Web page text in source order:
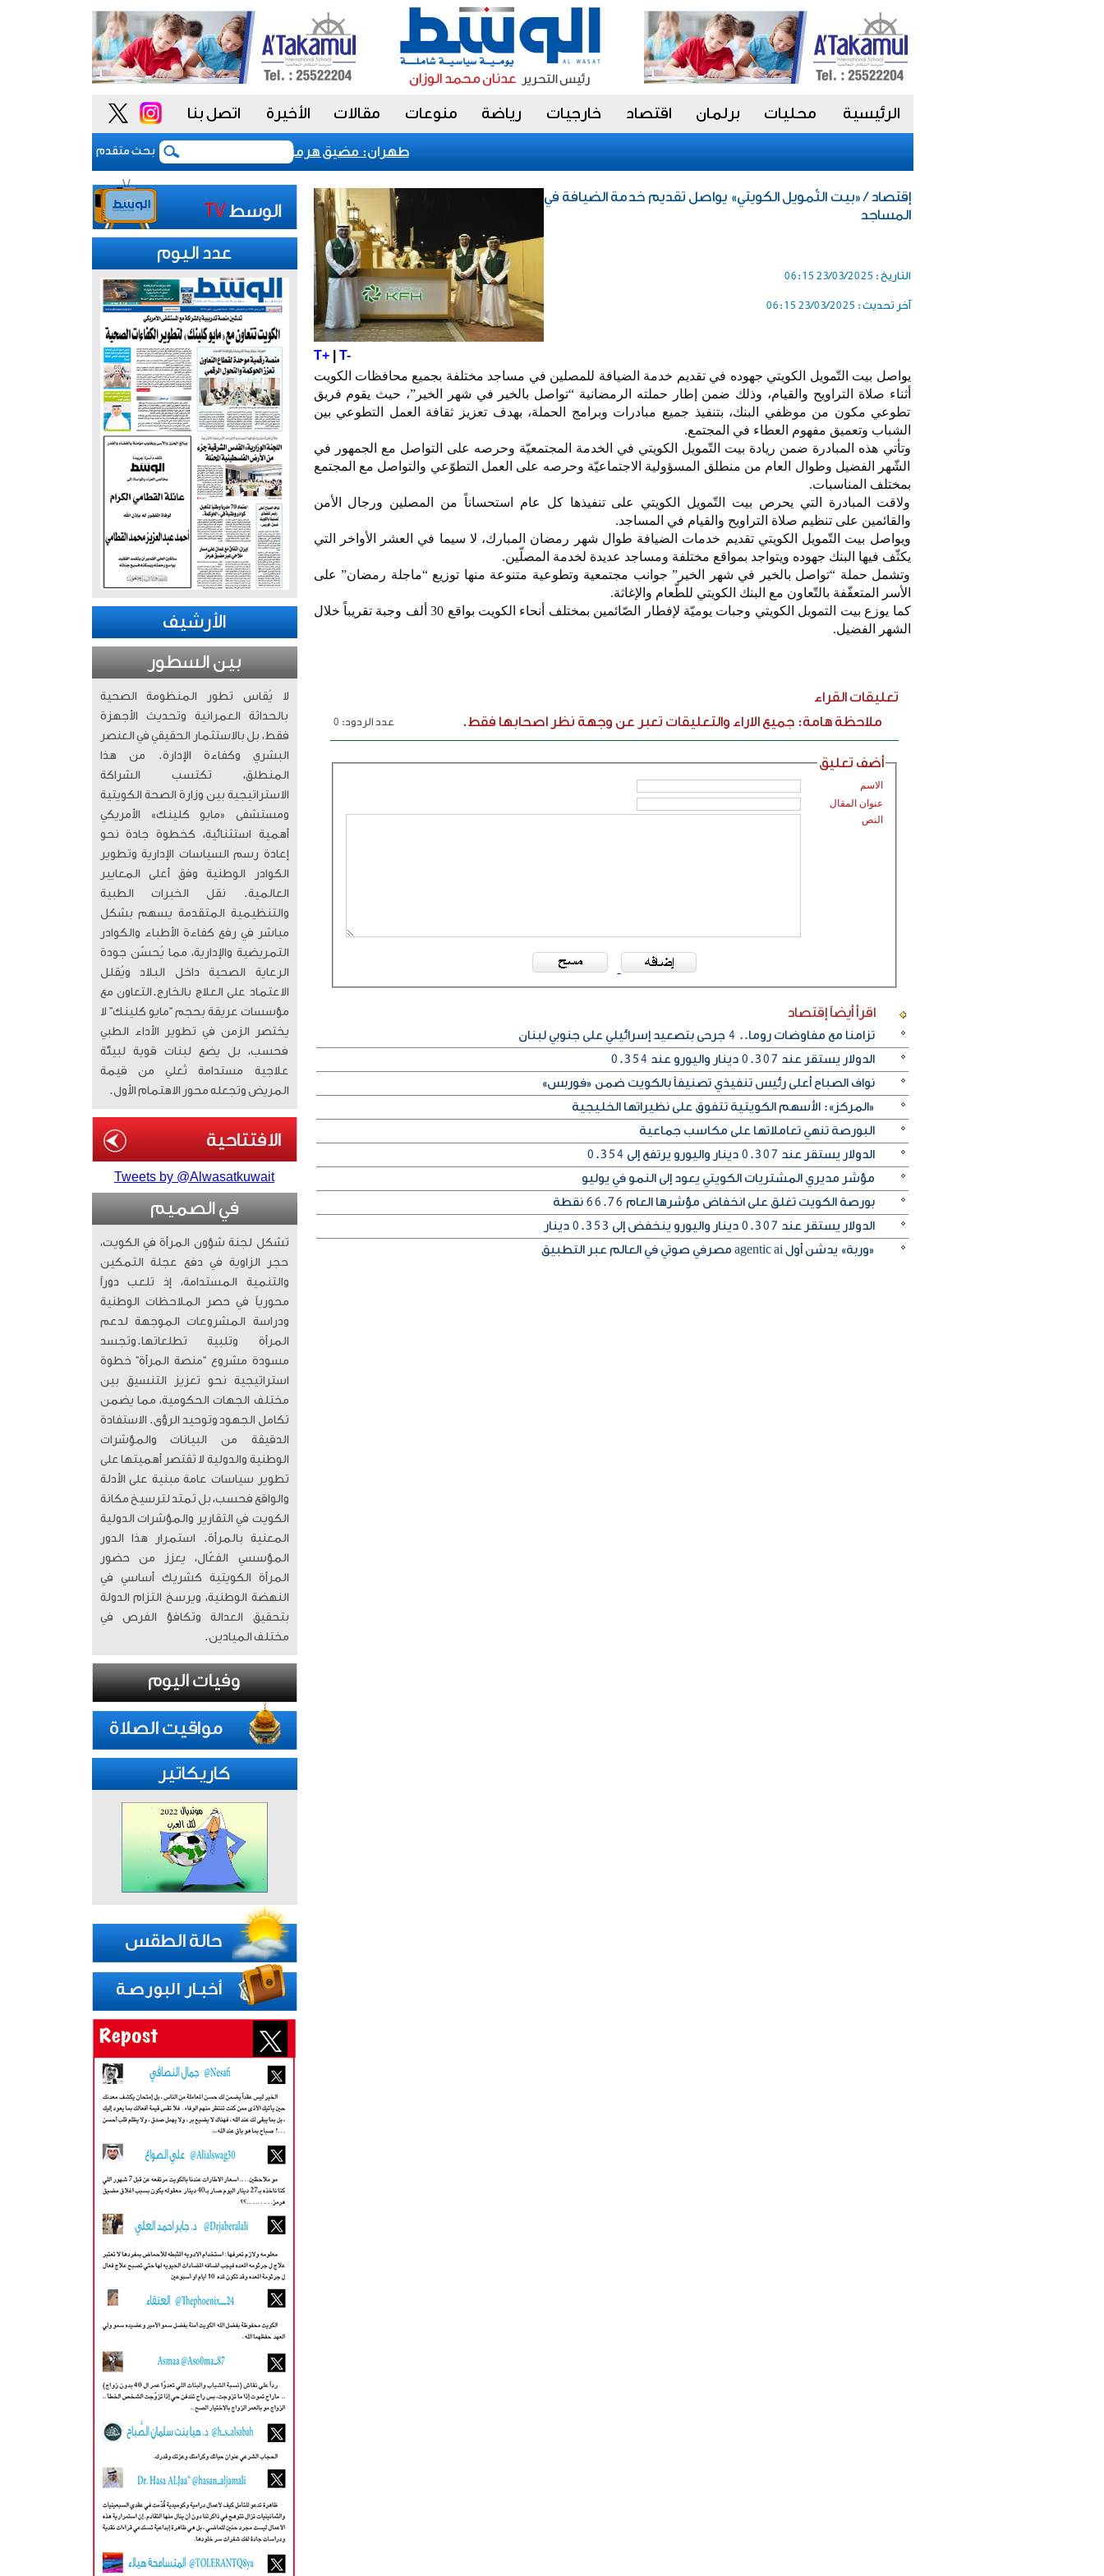
الرئيسية محليات برلمان اقتصاد خارجيات رياضة منوعات مقالات الأخيرة اتصل بنا
بحث متقدم
طهران: مضيق هرمز سيظل مغلقا حتى تنتهي التهديدات ضد إيران
إقتصاد / «بيت التّمويل الكويتي» يواصل تقديم خدمة الضيافة في
المساجد
التاريخ : 23/03/2025 06:15
آخر تحديث : 23/03/2025 06:15
T+| T-
يواصل بيت التّمويل الكويتي جهوده في تقديم خدمة الضيافة للمصلين في مساجد مختلفة بجميع محافظات الكويت
أثناء صلاة التراويح والقيام، وذلك ضمن إطار حملته الرمضانية “تواصل بالخير في شهر الخير”، حيث يقوم فريق
تطوعي مكون من موظفي البنك، بتنفيذ جميع مبادرات وبرامج الحملة، بهدف تعزيز ثقافة العمل التطوعي بين
الشباب وتعميق مفهوم العطاء في المجتمع.
وتأتي هذه المبادرة ضمن ريادة بيت التّمويل الكويتي في الخدمة المجتمعيّة وحرصه على التواصل مع الجمهور في
الشّهر الفضيل وطوال العام من منطلق المسؤولية الاجتماعيّة وحرصه على العمل التطوّعي والتواصل مع المجتمع
بمختلف المناسبات.
ولاقت المبادرة التي يحرص بيت التّمويل الكويتي على تنفيذها كل عام استحساناً من المصلين ورجال الأمن
والقائمين على تنظيم صلاة التراويح والقيام في المساجد.
ويواصل بيت التّمويل الكويتي تقديم خدمات الضيافة طوال شهر رمضان المبارك، لا سيما في العشر الأواخر التي
يكثّف فيها البنك جهوده ويتواجد بمواقع مختلفة ومساجد عديدة لخدمة المصلّين.
وتشمل حملة “تواصل بالخير في شهر الخير” جوانب مجتمعية وتطوعية متنوعة منها توزيع “ماجلة رمضان” على
الأسر المتعفّفة بالتّعاون مع البنك الكويتي للطّعام والإغاثة.
كما يوزع بيت التمويل الكويتي وجبات يوميّة لإفطار الصّائمين بمختلف أنحاء الكويت بواقع 30 ألف وجبة تقريباً خلال
الشهر الفضيل.
تعليقات القراء
ملاحظة هامة: جميع الاراء والتعليقات تعبر عن وجهة نظر اصحابها فقط.
عدد الردود: 0
أضف تعليق
الاسم
عنوان المقال
النص
اقرأ أيضاًإقتصاد
تزامنا مع مفاوضات روما.. 4 جرحى بتصعيد إسرائيلي على جنوبي لبنان
الدولار يستقر عند 0.307 دينار واليورو عند 0.354
نواف الصباح أعلى رئيس تنفيذي تصنيفاً بالكويت ضمن «فوربس»
«المركز»: الأسهم الكويتية تتفوق على نظيراتها الخليجية
البورصة تنهي تعاملاتها على مكاسب جماعية
الدولار يستقر عند 0.307 دينار واليورو يرتفع إلى 0.354
مؤشر مديري المشتريات الكويتي يعود إلى النمو في يوليو
بورصة الكويت تغلق على انخفاض مؤشرها العام 66.76 نقطة
الدولار يستقر عند 0.307 دينار واليورو ينخفض إلى 0.353 دينار
«وربة» يدشن أول agentic ai مصرفي صوتي في العالم عبر التطبيق
عدد اليوم
الأرشيف
بين السطور
لا يُقاس تطور المنظومة الصحية
بالحداثة العمرانية وتحديث الأجهزة
فقط، بل بالاستثمار الحقيقي في العنصر
البشري وكفاءة الإدارة. من هذا
المنطلق، تكتسب الشراكة
الاستراتيجية بين وزارة الصحة الكويتية
ومستشفى «مايو كلينك» الأمريكي
أهمية استثنائية، كخطوة جادة نحو
إعادة رسم السياسات الإدارية وتطوير
الكوادر الوطنية وفق أعلى المعايير
العالمية. ​ نقل الخبرات الطبية
والتنظيمية المتقدمة يسهم بشكل
مباشر في رفع كفاءة الأطباء والكوادر
التمريضية والإدارية، مما يُحسّن جودة
الرعاية الصحية داخل البلاد ويُقلل
الاعتماد على العلاج بالخارج. ​التعاون مع
مؤسسات عريقة بحجم “مايو كلينك” لا
يختصر الزمن في تطوير الأداء الطبي
فحسب، بل يضع لبنات قوية لبيئة
علاجية مستدامة تُعلي من قيمة
المريض وتجعله محور الاهتمام الأول.
Tweets by @Alwasatkuwait
في الصميم
تشكل لجنة شؤون المرأة في الكويت،
حجر الزاوية في دفع عجلة التمكين
والتنمية المستدامة، إذ تلعب دوراً
محورياً في حصر الملاحظات الوطنية
ودراسة المشروعات الموجهة لدعم
المرأة وتلبية تطلعاتها. ​وتجسد
مسودة مشروع “منصة المرأة” خطوة
استراتيجية نحو تعزيز التنسيق بين
مختلف الجهات الحكومية، مما يضمن
تكامل الجهود وتوحيد الرؤى. الاستفادة
الدقيقة من البيانات والمؤشرات
الوطنية والدولية لا تقتصر أهميتها على
تطوير سياسات عامة مبنية على الأدلة
والواقع فحسب، بل تمتد لترسيخ مكانة
الكويت في التقارير والمؤشرات الدولية
المعنية بالمرأة. ​ استمرار هذا الدور
المؤسسي الفعّال، يعزز من حضور
المرأة الكويتية كشريك أساسي في
النهضة الوطنية، ويرسخ التزام الدولة
بتحقيق العدالة وتكافؤ الفرص في
مختلف الميادين.
كاريكاتير